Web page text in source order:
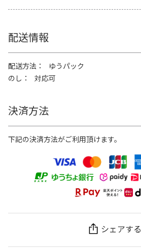
配送情報
配送方法
ゆうパック
のし
対応可
決済方法
下記の決済方法がご利用頂けます。
シェアする